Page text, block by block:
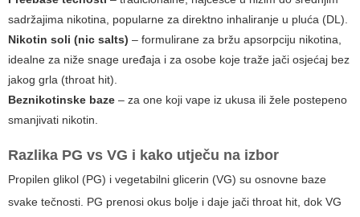
sadržajima nikotina, popularne za direktno inhaliranje u pluća (DL).
Nikotin soli (nic salts) – formulirane za bržu apsorpciju nikotina,
idealne za niže snage uređaja i za osobe koje traže jači osjećaj bez
jakog grla (throat hit).
Beznikotinske baze – za one koji vape iz ukusa ili žele postepeno
smanjivati nikotin.
Razlika PG vs VG i kako utječu na izbor
Propilen glikol (PG) i vegetabilni glicerin (VG) su osnovne baze
svake tečnosti. PG prenosi okus bolje i daje jači throat hit, dok VG